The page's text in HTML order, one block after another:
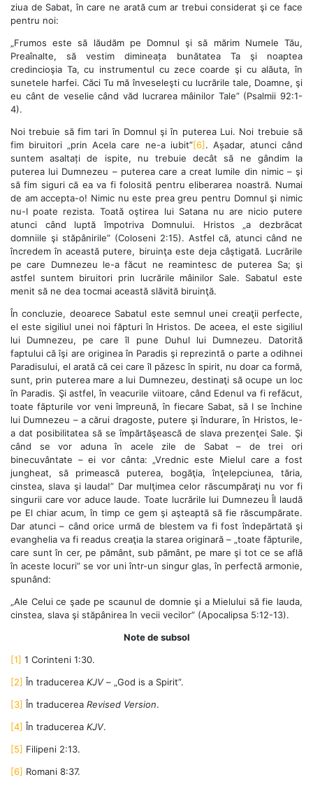
ziua de Sabat, în care ne arată cum ar trebui considerat şi ce face
pentru noi:
„Frumos este să lăudăm pe Domnul şi să mărim Numele Tău,
Preaînalte, să vestim dimineața bunătatea Ta şi noaptea
credincioşia Ta, cu instrumentul cu zece coarde şi cu alăuta, în
sunetele harfei. Căci Tu mă înveseleşti cu lucrările tale, Doamne, şi
eu cânt de veselie când văd lucrarea mâinilor Tale” (Psalmii 92:1-
4).
Noi trebuie să fim tari în Domnul şi în puterea Lui. Noi trebuie să
fim biruitori „prin Acela care ne-a iubit”[6]. Așadar, atunci când
suntem asaltați de ispite, nu trebuie decât să ne gândim la
puterea lui Dumnezeu – puterea care a creat lumile din nimic – şi
să fim siguri că ea va fi folosită pentru eliberarea noastră. Numai
de am accepta-o! Nimic nu este prea greu pentru Domnul şi nimic
nu-I poate rezista. Toată oştirea lui Satana nu are nicio putere
atunci când luptă împotriva Domnului. Hristos „a dezbrăcat
domniile şi stăpânirile” (Coloseni 2:15). Astfel că, atunci când ne
încredem în această putere, biruinţa este deja câştigată. Lucrările
pe care Dumnezeu le-a făcut ne reamintesc de puterea Sa; şi
astfel suntem biruitori prin lucrările mâinilor Sale. Sabatul este
menit să ne dea tocmai această slăvită biruinţă.
În concluzie, deoarece Sabatul este semnul unei creaţii perfecte,
el este sigiliul unei noi făpturi în Hristos. De aceea, el este sigiliul
lui Dumnezeu, pe care îl pune Duhul lui Dumnezeu. Datorită
faptului că îşi are originea în Paradis şi reprezintă o parte a odihnei
Paradisului, el arată că cei care îl păzesc în spirit, nu doar ca formă,
sunt, prin puterea mare a lui Dumnezeu, destinaţi să ocupe un loc
în Paradis. Şi astfel, în veacurile viitoare, când Edenul va fi refăcut,
toate făpturile vor veni împreună, în fiecare Sabat, să I se închine
lui Dumnezeu – a cărui dragoste, putere şi îndurare, în Hristos, le-
a dat posibilitatea să se împărtăşească de slava prezenţei Sale. Şi
când se vor aduna în acele zile de Sabat – de trei ori
binecuvântate – ei vor cânta: „Vrednic este Mielul care a fost
jungheat, să primească puterea, bogăţia, înţelepciunea, tăria,
cinstea, slava şi lauda!” Dar mulţimea celor răscumpăraţi nu vor fi
singurii care vor aduce laude. Toate lucrările lui Dumnezeu Îl laudă
pe El chiar acum, în timp ce gem şi aşteaptă să fie răscumpărate.
Dar atunci – când orice urmă de blestem va fi fost îndepărtată şi
evanghelia va fi readus creaţia la starea originară – „toate făpturile,
care sunt în cer, pe pământ, sub pământ, pe mare şi tot ce se află
în aceste locuri” se vor uni într-un singur glas, în perfectă armonie,
spunând:
„Ale Celui ce şade pe scaunul de domnie şi a Mielului să fie lauda,
cinstea, slava şi stăpânirea în vecii vecilor” (Apocalipsa 5:12-13).
Note de subsol
[1] 1 Corinteni 1:30.
[2] În traducerea KJV– „God is a Spirit”.
[3] În traducerea Revised Version.
[4] În traducerea KJV.
[5] Filipeni 2:13.
[6] Romani 8:37.